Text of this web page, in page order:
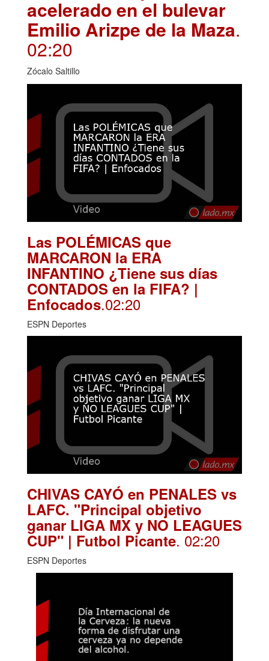
acelerado en el bulevar
Emilio Arizpe de la Maza.
02:20
Zócalo Saltillo
Las POLÉMICAS que
MARCARON la ERA
INFANTINO ¿Tiene sus días
CONTADOS en la FIFA? |
Enfocados.02:20
ESPN Deportes
CHIVAS CAYÓ en PENALES vs
LAFC. "Principal objetivo
ganar LIGA MX y NO LEAGUES
CUP" | Futbol Picante. 02:20
ESPN Deportes